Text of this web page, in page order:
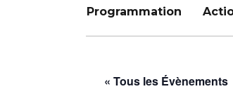
Programmation
« Tous les Évènements